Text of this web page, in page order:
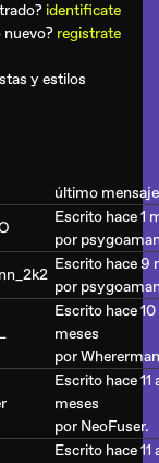
identificate
nuevo? registrate
y estilos
último
Escrito hace 1
por
Escrito hace 9
por
Escrito hace
meses
porWhererman
Escrito hace 11
meses
por NeoFuser.
Escrito hace 11